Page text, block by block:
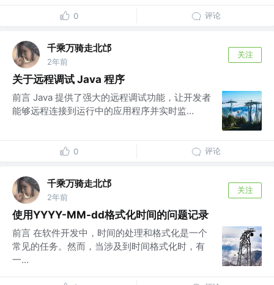
0 评论
千乘万骑走北邙
2年前
关注
关于远程调试 Java 程序
前言 Java 提供了强大的远程调试功能，让开发者
能够远程连接到运行中的应用程序并实时监...
0 评论
千乘万骑走北邙
2年前
关注
使用YYYY-MM-dd格式化时间的问题记录
前言 在软件开发中，时间的处理和格式化是一个
常见的任务。然而，当涉及到时间格式化时，有
一...